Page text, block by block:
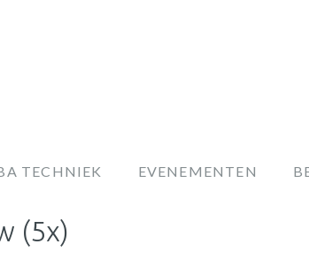
TECHNIEK EVENEMENTEN
(5x)